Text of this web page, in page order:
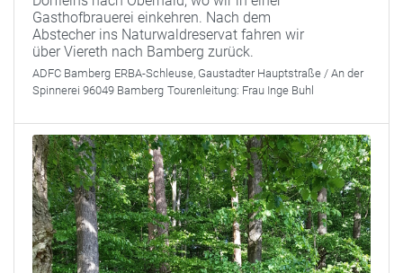
Gasthofbrauerei einkehren. Nach dem
Abstecher ins Naturwaldreservat fahren wir
über Viereth nach Bamberg zurück.
ADFC Bamberg ERBA-Schleuse, Gaustadter Hauptstraße / An der
Spinnerei 96049 Bamberg Tourenleitung: Frau Inge Buhl